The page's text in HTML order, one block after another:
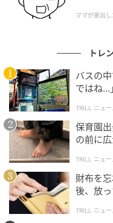
2、初バイトでの
る理由
初めてのアルバイト
すよね。初出勤の日
した日々、そして初
今でも覚えている人
そんな中、SNSに投
られない出来事」が
投稿者さんは、いっ
か。
ママが家出し
トレ
バスの
ではね…
TRILL ニュー
保育園
の前に
TRILL ニュー
財布を
後、放
TRILL ニュー